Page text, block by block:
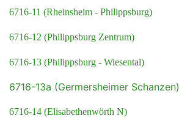
6716-11 (Rheinsheim - Philippsburg)
6716-12 (Philippsburg Zentrum)
6716-13 (Philippsburg - Wiesental)
6716-13a (Germersheimer Schanzen)
6716-14 (Elisabethenwörth N)